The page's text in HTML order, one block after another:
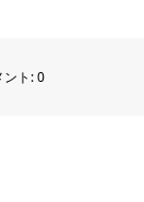
ント:0